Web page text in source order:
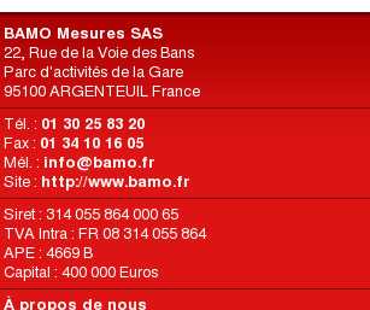
BAMO Mesures SAS
22, Rue de la Voie des Bans
Parc d'activités de la Gare
95100 ARGENTEUIL France
Tél. : 01 30 25 83 20
Fax : 01 34 10 16 05
Mél. : info@bamo.fr
Site : http://www.bamo.fr
Siret : 314 055 864 000 65
TVA Intra : FR 08 314 055 864
APE : 4669 B
Capital : 400 000 Euros
À propos de nous